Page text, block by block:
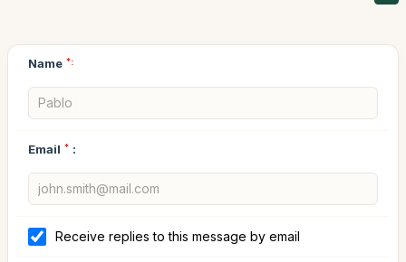
Name *:
Email * :
Receive replies to this message by email